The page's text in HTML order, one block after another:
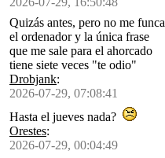
Quizás antes, pero no me funca
el ordenador y la única frase
que me sale para el ahorcado
tiene siete veces "te odio"
Drobjank:
2026-07-29, 07:08:41
Hasta el jueves nada?
Orestes:
2026-07-29, 00:04:49